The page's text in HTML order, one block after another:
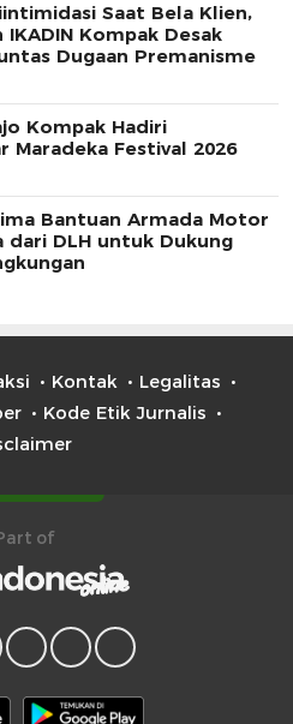
Saat Bela Klien,
IKADIN Kompak Desak
Dugaan Premanisme
Kompak Hadiri
Maradeka Festival 2026
Bantuan Armada Motor
dari DLH untuk Dukung
Kontak
Legalitas
Kode Etik Jurnalis
of